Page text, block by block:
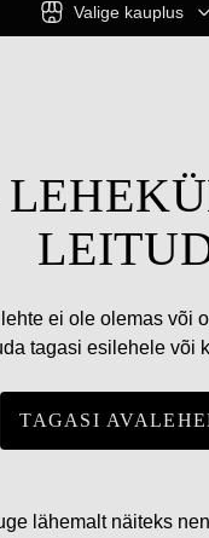
Valige kauplus
ei ole olemas või
tagasi esilehele või
TAGASI
lähemalt näiteks